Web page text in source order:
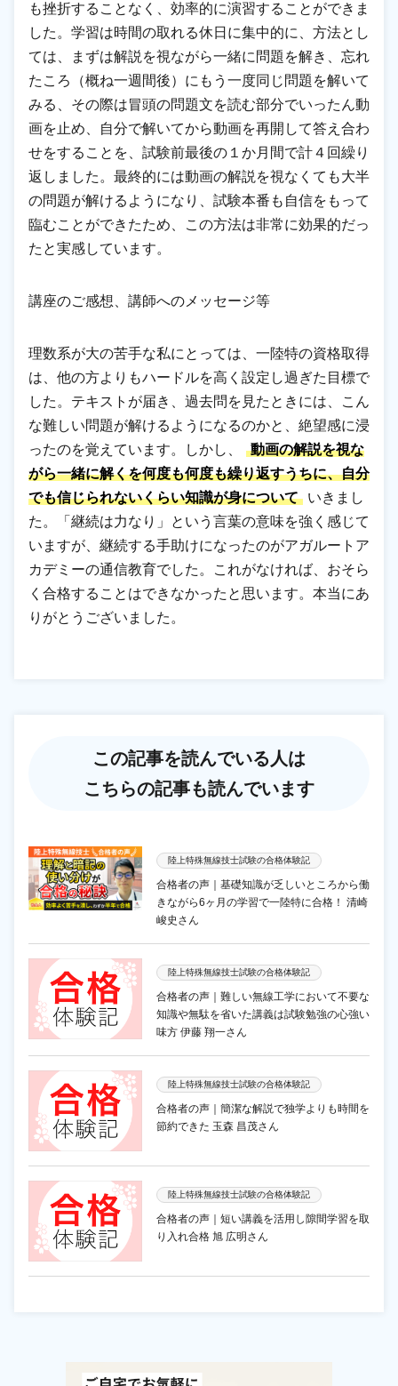
も挫折することなく、効率的に演習することができま
した。学習は時間の取れる休日に集中的に、方法とし
ては、まずは解説を視ながら一緒に問題を解き、忘れ
たころ（概ね一週間後）にもう一度同じ問題を解いて
みる、その際は冒頭の問題文を読む部分でいったん動
画を止め、自分で解いてから動画を再開して答え合わ
せをすることを、試験前最後の１か月間で計４回繰り
返しました。最終的には動画の解説を視なくても大半
の問題が解けるようになり、試験本番も自信をもって
臨むことができたため、この方法は非常に効果的だっ
たと実感しています。
講座のご感想、講師へのメッセージ等
理数系が大の苦手な私にとっては、一陸特の資格取得
は、他の方よりもハードルを高く設定し過ぎた目標で
した。テキストが届き、過去問を見たときには、こん
な難しい問題が解けるようになるのかと、絶望感に浸
ったのを覚えています。しかし、
動画の解説を視な
がら一緒に解くを何度も何度も繰り返すうちに、自分
でも信じられないくらい知識が身について
いきまし
た。「継続は力なり」という言葉の意味を強く感じて
いますが、継続する手助けになったのがアガルートア
カデミーの通信教育でした。これがなければ、おそら
く合格することはできなかったと思います。本当にあ
りがとうございました。
この記事を読んでいる人は
こちらの記事も読んでいます
陸上特殊無線技士試験の合格体験記
合格者の声｜基礎知識が乏しいところから働
きながら6ヶ月の学習で一陸特に合格！ 清崎
峻史さん
陸上特殊無線技士試験の合格体験記
合格者の声｜難しい無線工学において不要な
知識や無駄を省いた講義は試験勉強の心強い
味方 伊藤 翔一さん
陸上特殊無線技士試験の合格体験記
合格者の声｜簡潔な解説で独学よりも時間を
節約できた 玉森 昌茂さん
陸上特殊無線技士試験の合格体験記
合格者の声｜短い講義を活用し隙間学習を取
り入れ合格 旭 広明さん